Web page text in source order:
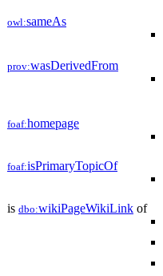
owl:sameAs
prov:wasDerivedFrom
foaf:homepage
foaf:isPrimaryTopicOf
is dbo:wikiPageWikiLink of